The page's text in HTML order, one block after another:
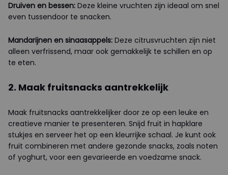
Druiven en bessen: Deze kleine vruchten zijn ideaal om snel
even tussendoor te snacken.
Mandarijnen en sinaasappels: Deze citrusvruchten zijn niet
alleen verfrissend, maar ook gemakkelijk te schillen en op
te eten.
2. Maak fruitsnacks aantrekkelijk
Maak fruitsnacks aantrekkelijker door ze op een leuke en
creatieve manier te presenteren. Snijd fruit in hapklare
stukjes en serveer het op een kleurrijke schaal. Je kunt ook
fruit combineren met andere gezonde snacks, zoals noten
of yoghurt, voor een gevarieerde en voedzame snack.